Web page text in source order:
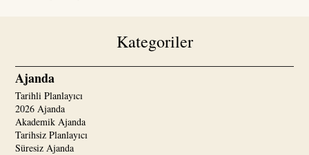
Kategoriler
Ajanda
Tarihli Planlayıcı
2026 Ajanda
Akademik Ajanda
Tarihsiz Planlayıcı
Süresiz Ajanda